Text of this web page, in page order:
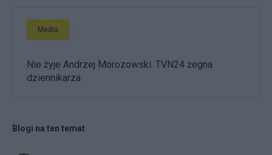
Media
Nie żyje Andrzej Morozowski. TVN24 żegna
dziennikarza
Blogi na ten temat